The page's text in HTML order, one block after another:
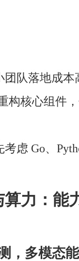
团队落地成本
构核心组件
考虑 Go、
算力：能
，多模态